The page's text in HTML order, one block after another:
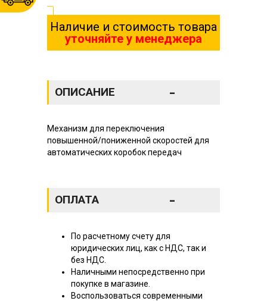
Наличие и стоимость товара
уточняйте у менеджера
ОПИСАНИЕ -
Механизм для переключения
повышенной/пониженной скоростей для
автоматических коробок передач
ОПЛАТА -
По расчетному счету для
юридических лиц, как с НДС, так и
без НДС.
Наличными непосредственно при
покупке в магазине.
Воспользоваться современными